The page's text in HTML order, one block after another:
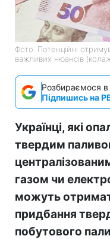
Фото: Потенційні
важливих нюансів
Розбираємося в
Підпишись на
Українці, які
твердим
газом чи
можуть
придбання
побутового